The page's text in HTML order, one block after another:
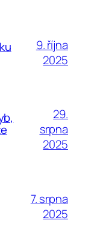
9. října
2025
29.
srpna
2025
7. srpna
2025